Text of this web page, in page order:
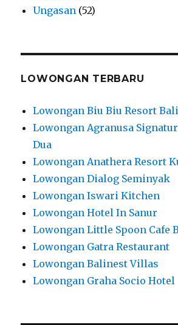
Ungasan (52)
LOWONGAN TERBARU
Lowongan Biu Biu Resort
Lowongan Agranusa
Dua
Lowongan Anathera Resort
Lowongan Dialog Seminyak
Lowongan Iswari Kitchen
Lowongan Hotel In Sanur
Lowongan Little Spoon Cafe
Lowongan Gatra Restaurant
Lowongan Balinest Villas
Lowongan Graha Socio Hotel